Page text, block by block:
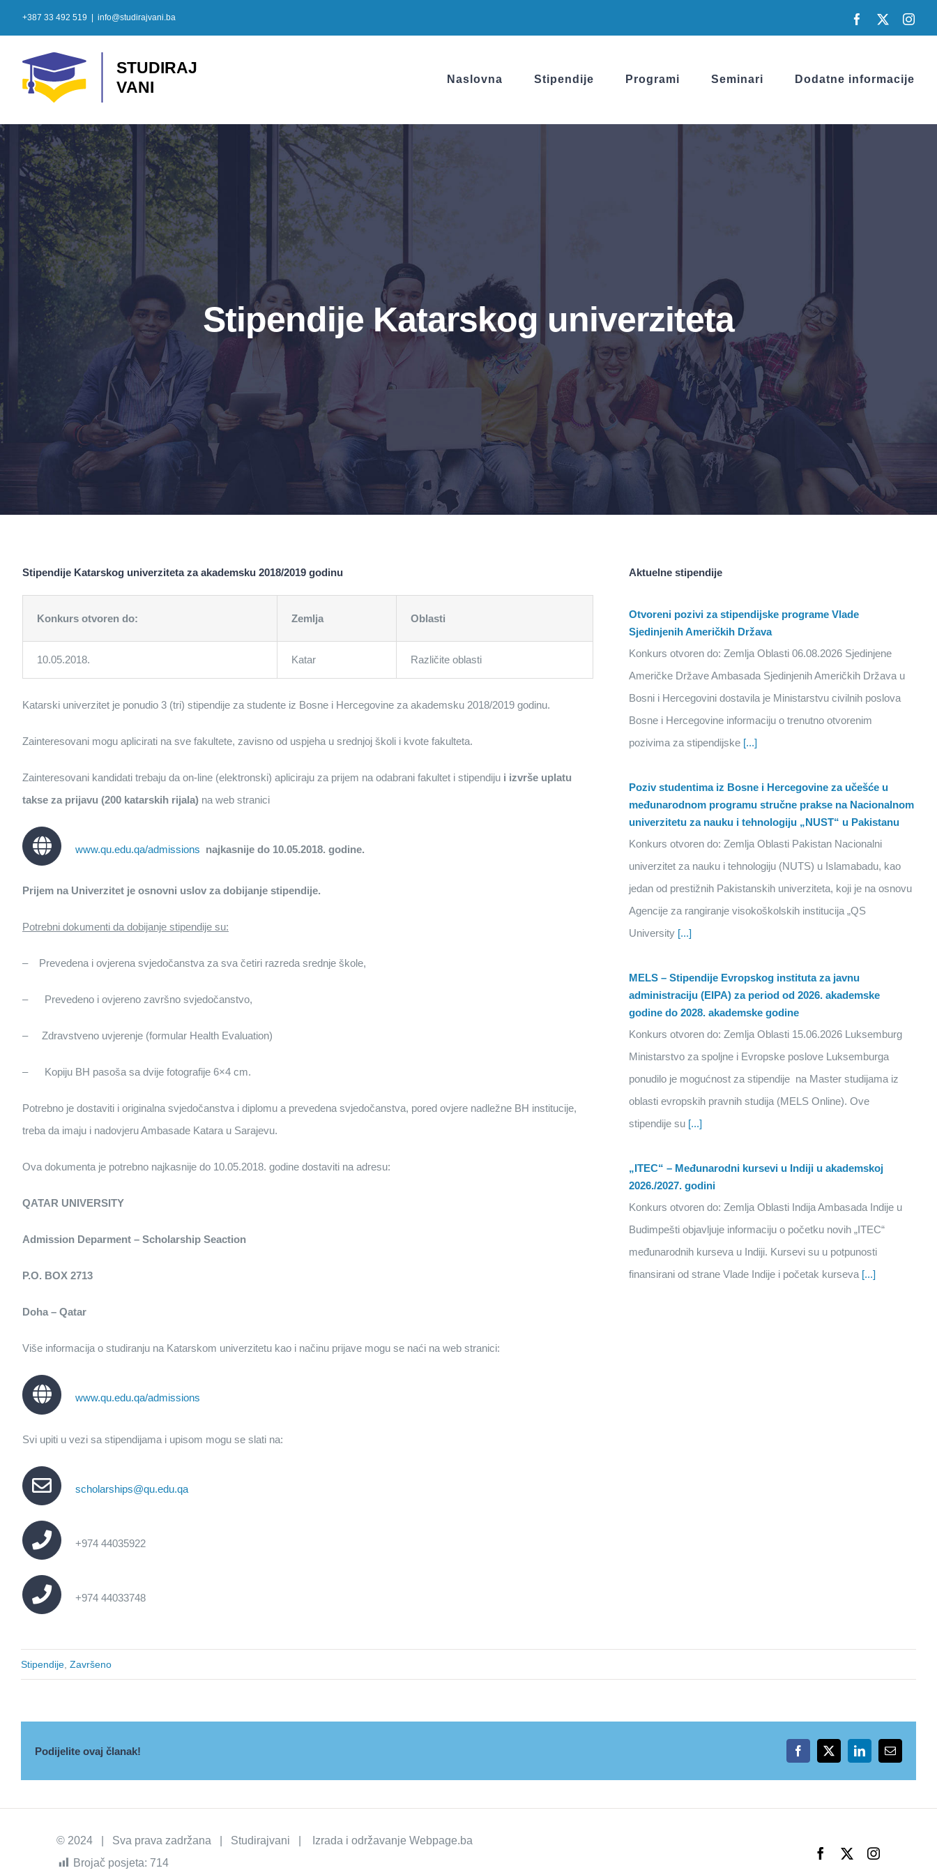
+387 33 492 519 info@studirajvani.ba Facebook
Naslovna Stipendije Programi Seminari Dodatne informacije
Stipendije Katarskog univerziteta
Stipendije Katarskog univerziteta za akademsku 2018/2019 godinu
Konkurs otvoren do: Zemlja Oblasti
10.05.2018. Katar Različite oblasti
Katarski univerzitet je ponudio 3 (tri) stipendije za studente iz Bosne i Hercegovine za akademsku 2018/2019 godinu.
Zainteresovani mogu aplicirati na sve fakultete, zavisno od uspjeha u srednjoj školi i kvote fakulteta.
Zainteresovani kandidati trebaju da on-line (elektronski) apliciraju za prijem na odabrani fakultet i stipendiju i izvrše uplatu
takse za prijavu (200 katarskih rijala) na web stranici
www.qu.edu.qa/admissions najkasnije do 10.05.2018. godine.
Prijem na Univerzitet je osnovni uslov za dobijanje stipendije.
Potrebni dokumenti da dobijanje stipendije su:
– Prevedena i ovjerena svjedočanstva za sva četiri razreda srednje škole,
– Prevedeno i ovjereno završno svjedočanstvo,
– Zdravstveno uvjerenje (formular Health Evaluation)
– Kopiju BH pasoša sa dvije fotografije 6×4 cm.
Potrebno je dostaviti i originalna svjedočanstva i diplomu a prevedena svjedočanstva, pored ovjere nadležne BH institucije,
treba da imaju i nadovjeru Ambasade Katara u Sarajevu.
Ova dokumenta je potrebno najkasnije do 10.05.2018. godine dostaviti na adresu:
QATAR UNIVERSITY
Admission Deparment – Scholarship Seaction
P.O. BOX 2713
Doha – Qatar
Više informacija o studiranju na Katarskom univerzitetu kao i načinu prijave mogu se naći na web stranici:
www.qu.edu.qa/admissions
Svi upiti u vezi sa stipendijama i upisom mogu se slati na:
scholarships@qu.edu.qa
+974 44035922
+974 44033748
Aktuelne stipendije
Otvoreni pozivi za stipendijske programe Vlade
Sjedinjenih Američkih Država
Konkurs otvoren do: Zemlja Oblasti 06.08.2026 Sjedinjene
Američke Države Ambasada Sjedinjenih Američkih Država u
Bosni i Hercegovini dostavila je Ministarstvu civilnih poslova
Bosne i Hercegovine informaciju o trenutno otvorenim
pozivima za stipendijske [...]
Poziv studentima iz Bosne i Hercegovine za učešće u
međunarodnom programu stručne prakse na Nacionalnom
univerzitetu za nauku i tehnologiju „NUST“ u Pakistanu
Konkurs otvoren do: Zemlja Oblasti Pakistan Nacionalni
univerzitet za nauku i tehnologiju (NUTS) u Islamabadu, kao
jedan od prestižnih Pakistanskih univerziteta, koji je na osnovu
Agencije za rangiranje visokoškolskih institucija „QS
University [...]
MELS – Stipendije Evropskog instituta za javnu
administraciju (EIPA) za period od 2026. akademske
godine do 2028. akademske godine
Konkurs otvoren do: Zemlja Oblasti 15.06.2026 Luksemburg
Ministarstvo za spoljne i Evropske poslove Luksemburga
ponudilo je mogućnost za stipendije na Master studijama iz
oblasti evropskih pravnih studija (MELS Online). Ove
stipendije su [...]
„ITEC“ – Međunarodni kursevi u Indiji u akademskoj
2026./2027. godini
Konkurs otvoren do: Zemlja Oblasti Indija Ambasada Indije u
Budimpešti objavljuje informaciju o početku novih „ITEC“
međunarodnih kurseva u Indiji. Kursevi su u potpunosti
finansirani od strane Vlade Indije i početak kurseva [...]
Stipendije, Završeno
Podijelite ovaj članak! Facebook
X LinkedInEmail
© 2024 | Sva prava zadržana | Studirajvani | Izrada i održavanjeWebpage.ba
Brojač posjeta: 714
Facebook Instagram